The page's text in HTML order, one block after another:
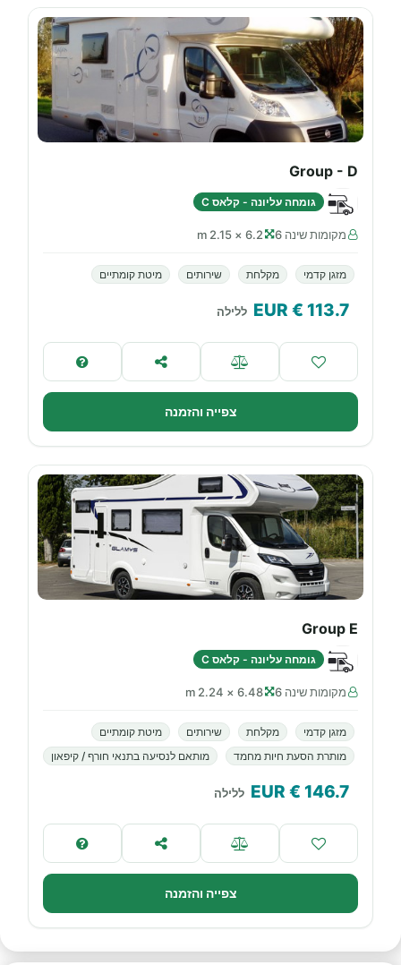
Group - D
גומחה עליונה - קלאס C
מקומות שינה 6 6.2 × 2.15 m
מזגן קדמי מקלחת שירותים מיטת קומתיים
113.7
€ EUR ללילה
צפייה והזמנה
Group E
גומחה עליונה - קלאס C
מקומות שינה 6 6.48 × 2.24 m
מזגן קדמי מקלחת שירותים
מיטת קומתיים
מותרת הסעת חיות מחמד
מותאם לנסיעה בתנאי חורף / קיפאון
146.7
€ EUR ללילה
צפייה והזמנה